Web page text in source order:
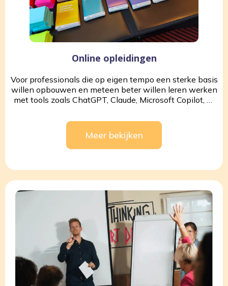
Online opleidingen
Voor professionals die op eigen tempo een sterke basis
willen opbouwen en meteen beter willen leren werken
met tools zoals ChatGPT, Claude, Microsoft Copilot, …
Meer bekijken